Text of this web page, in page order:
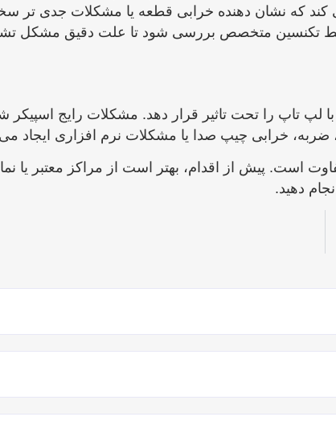
که نشان‌ دهنده خرابی قطعه یا مشکلات جدی ‌تر
تکنسین متخصص بررسی شود تا علت دقیق مشکل
لپ ‌تاپ را تحت تاثیر قرار دهد. مشکلات رایج
خرابی چیپ صدا یا مشکلات نرم‌ افزاری ایجاد
است. پیش از اقدام، بهتر است از مراکز معتبر یا
دهید.